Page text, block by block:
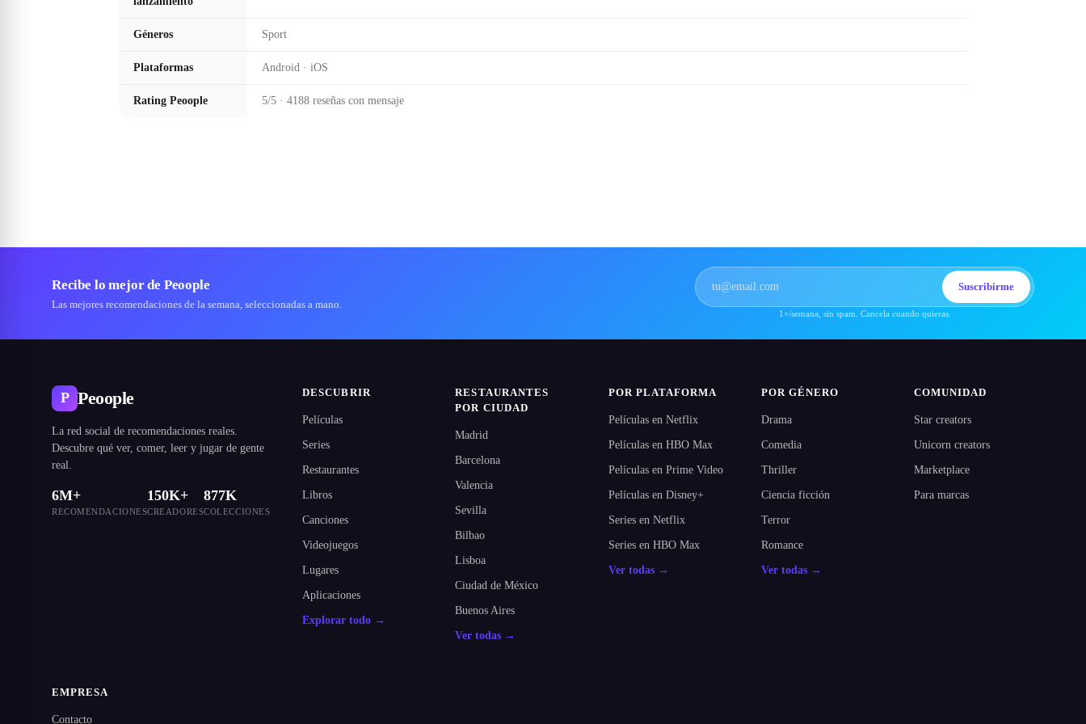
Géneros Sport
Plataformas Android · iOS
Rating Peoople 5/5 · 4188 reseñas con mensaje
Recibe lo mejor de Peoople
Las mejores recomendaciones de la semana, seleccionadas a mano.
Suscribirme
1×/semana, sin spam. Cancela cuando quieras.
P Peoople
La red social de recomendaciones reales.
Descubre qué ver, comer, leer y jugar de gente
real.
6M+
RECOMENDACIONES
150K+
CREADORES
877K
COLECCIONES
DESCUBRIR
Películas
Series
Restaurantes
Libros
Canciones
Videojuegos
Lugares
Aplicaciones
Explorar todo →
RESTAURANTES
POR CIUDAD
Madrid
Barcelona
Valencia
Sevilla
Bilbao
Lisboa
Ciudad de México
Buenos Aires
Ver todas →
POR PLATAFORMA
Películas en Netflix
Películas en HBO Max
Películas en Prime Video
Películas en Disney+
Series en Netflix
Series en HBO Max
Ver todas →
POR GÉNERO
Drama
Comedia
Thriller
Ciencia ficción
Terror
Romance
Ver todas →
COMUNIDAD
Star creators
Unicorn creators
Marketplace
Para marcas
EMPRESA
Contacto